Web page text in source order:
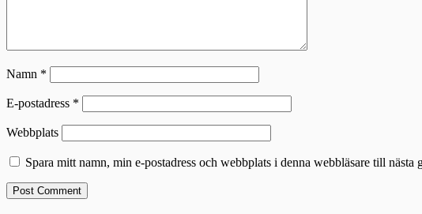
Namn *
E-postadress *
Webbplats
Spara mitt namn, min e-postadress och webbplats i denna webbläsare till nästa